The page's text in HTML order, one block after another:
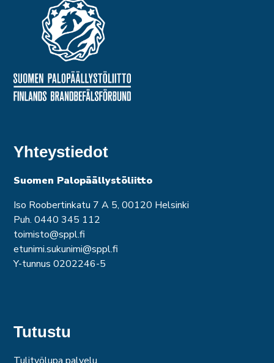
Yhteystiedot
Suomen Palopäällystöliitto
Iso Roobertinkatu 7 A 5, 00120 Helsinki
Puh. 0440 345 112
toimisto@sppl.fi
etunimi.sukunimi@sppl.fi
Y-tunnus 0202246-5
Tutustu